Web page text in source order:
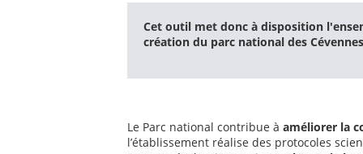
Cet outil met donc à disposition
création du parc national des
Le Parc national contribue à améliorer la
l’établissement réalise des protocoles